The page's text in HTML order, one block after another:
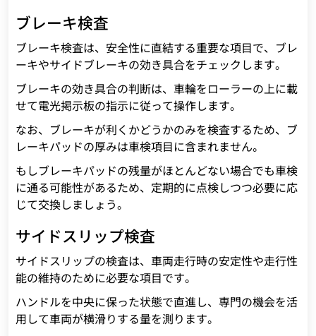
ブレーキ検査
ブレーキ検査は、安全性に直結する重要な項目で、ブレ
ーキやサイドブレーキの効き具合をチェックします。
ブレーキの効き具合の判断は、車輪をローラーの上に載
せて電光掲示板の指示に従って操作します。
なお、ブレーキが利くかどうかのみを検査するため、ブ
レーキパッドの厚みは車検項目に含まれません。
もしブレーキパッドの残量がほとんどない場合でも車検
に通る可能性があるため、定期的に点検しつつ必要に応
じて交換しましょう。
サイドスリップ検査
サイドスリップの検査は、車両走行時の安定性や走行性
能の維持のために必要な項目です。
ハンドルを中央に保った状態で直進し、専門の機会を活
用して車両が横滑りする量を測ります。